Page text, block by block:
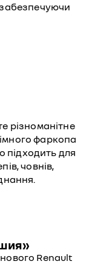
різноманітне
фаркопа
підходить для
човнів,
Renault